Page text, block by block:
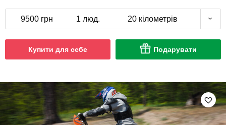
9500 грн 1 люд. 20 кілометрів
Купити для себе Подарувати